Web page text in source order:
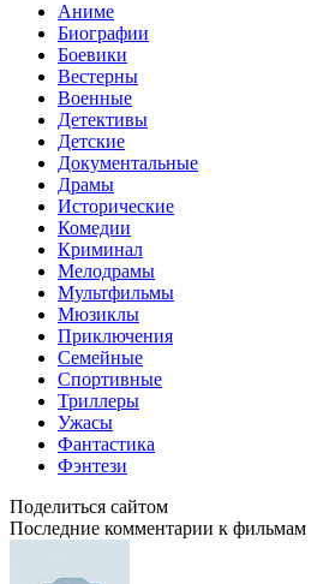
Аниме
Биографии
Боевики
Вестерны
Военные
Детективы
Детские
Документальные
Драмы
Исторические
Комедии
Криминал
Мелодрамы
Мультфильмы
Мюзиклы
Приключения
Семейные
Спортивные
Триллеры
Ужасы
Фантастика
Фэнтези
Поделиться сайтом
Последние комментарии к фильмам